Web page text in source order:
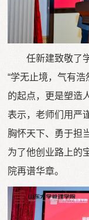
任新建致敬了
“学无止境，气有
的起点，更是塑造
表示，老师们用严
胸怀天下、勇于担
为了他创业路上的
院再谱华章。